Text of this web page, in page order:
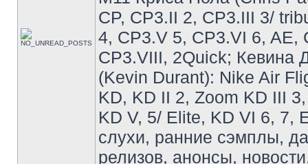
CP, CP3.II 2, CP3.III 3/
4, CP3.V 5, CP3.VI 6, AE,
CP3.VIII, 2Quick; Кевина
(Kevin Durant): Nike Air
KD, KD II 2, Zoom KD III
KD V, 5/ Elite, KD VI 6, 7,
слухи, ранние сэмплы,
релизов, анонсы,